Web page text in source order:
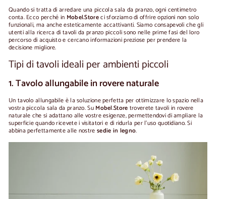
Quando si tratta di arredare una piccola sala da pranzo, ogni centimetro
conta. Ecco perché in Mobel.Storeci sforziamo di offrire opzioni non solo
funzionali, ma anche esteticamente accattivanti. Siamo consapevoli che gli
utenti alla ricerca di tavoli da pranzo piccoli sono nelle prime fasi del loro
percorso di acquisto e cercano informazioni preziose per prendere la
decisione migliore.
Tipi di tavoli ideali per ambienti piccoli
1. Tavolo allungabile in rovere naturale
Un tavolo allungabile è la soluzione perfetta per ottimizzare lo spazio nella
vostra piccola sala da pranzo. SuMobel.Store troverete tavoli in rovere
naturale che si adattano alle vostre esigenze, permettendovi di ampliare la
superficie quando ricevete i visitatori e di ridurla per l'uso quotidiano. Si
abbina perfettamente alle nostre sedie in legno.